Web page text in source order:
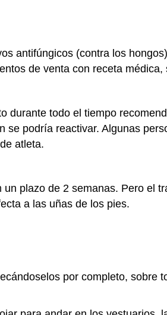
antifúngicos (contra los
de venta con receta
durante todo el tiempo
podría reactivar. Algunas
atleta.
plazo de 2 semanas. Pero el
a las uñas de los pies.
por completo, sobre